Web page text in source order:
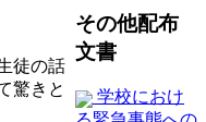
徒の話
驚きと
その他配布
文書
学校におけ